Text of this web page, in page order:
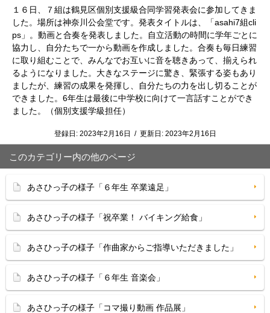
１６日、７組は鶴見区個別支援級合同学習発表会に参加してきま
した。場所は神奈川公会堂です。発表タイトルは、「asahi7組cli
ps」。動画と合奏を発表しました。自立活動の時間に学年ごとに
協力し、自分たちで一から動画を作成しました。合奏も毎日練習
に取り組むことで、みんなでお互いに音を聴きあって、揃えられ
るようになりました。大きなステージに驚き、緊張する姿もあり
ましたが、練習の成果を発揮し、自分たちの力を出し切ることが
できました。6年生は最後に中学校に向けて一言話すことができ
ました。（個別支援学級担任）
登録日: 2023年2月16日 / 更新日: 2023年2月16日
このカテゴリー内の他のページ
あさひっ子の様子「６年生 卒業遠足」
あさひっ子の様子「祝卒業！ バイキング給食」
あさひっ子の様子「作曲家からご指導いただきました」
あさひっ子の様子「６年生 音楽会」
あさひっ子の様子「コマ撮り動画 作品展」